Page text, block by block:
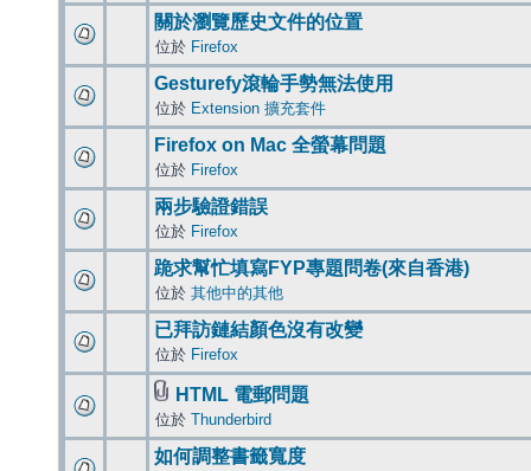
關於瀏覽歷史文件的位置
位於 Firefox
Gesturefy滾輪手勢無法使用
位於 Extension 擴充套件
Firefox on Mac 全螢幕問題
位於 Firefox
兩步驗證錯誤
位於 Firefox
跪求幫忙填寫FYP專題問卷(來自香港)
位於 其他中的其他
已拜訪鏈結顏色沒有改變
位於 Firefox
HTML 電郵問題
位於 Thunderbird
如何調整書籤寬度